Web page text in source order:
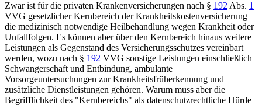
Zwar ist für die privaten Krankenversicherungen nach § 192 Abs. 1
VVG gesetzlicher Kernbereich der Krankheitskostenversicherung
die medizinisch notwendige Heilbehandlung wegen Krankheit oder
Unfallfolgen. Es können aber über den Kernbereich hinaus weitere
Leistungen als Gegenstand des Versicherungsschutzes vereinbart
werden, wozu nach § 192 VVG sonstige Leistungen einschließlich
Schwangerschaft und Entbindung, ambulante
Vorsorgeuntersuchungen zur Krankheitsfrüherkennung und
zusätzliche Dienstleistungen gehören. Warum muss aber die
Begrifflichkeit des "Kernbereichs" als datenschutzrechtliche Hürde